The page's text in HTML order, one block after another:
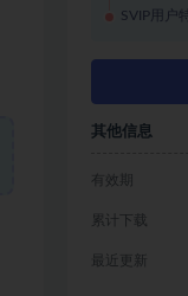
SVIP用户
其他信息
有效期
累计下载
最近更新